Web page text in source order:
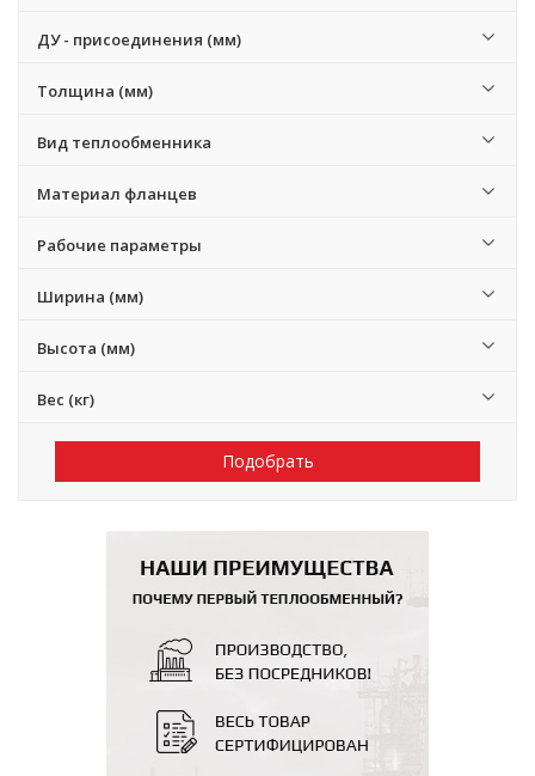
ДУ - присоединения (мм)
Толщина (мм)
Вид теплообменника
Материал фланцев
Рабочие параметры
Ширина (мм)
Высота (мм)
Вес (кг)
Подобрать